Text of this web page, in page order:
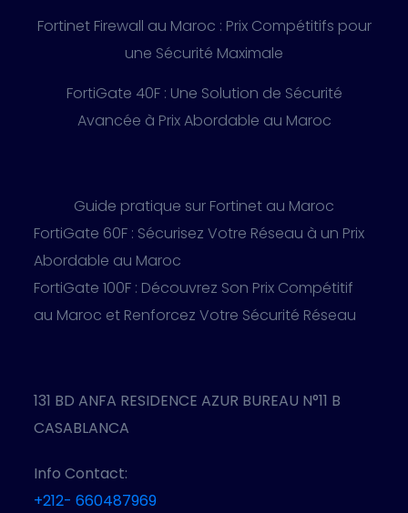
Fortinet Firewall au Maroc : Prix Compétitifs pour
une Sécurité Maximale
FortiGate 40F : Une Solution de Sécurité
Avancée à Prix Abordable au Maroc
Guide pratique sur Fortinet au Maroc
FortiGate 60F : Sécurisez Votre Réseau à un Prix
Abordable au Maroc
FortiGate 100F : Découvrez Son Prix Compétitif
au Maroc et Renforcez Votre Sécurité Réseau
131 BD ANFA RESIDENCE AZUR BUREAU N°11 B
CASABLANCA
Info Contact:
+212- 660487969